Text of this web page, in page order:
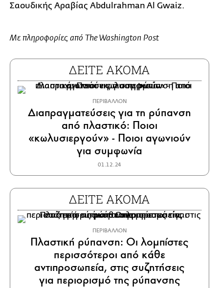
Σαουδικής Αραβίας Abdulrahman Al Gwaiz.
Με πληροφορίες από The Washington Post
ΔΕΙΤΕ ΑΚΟΜΑ
ΠΕΡΙΒΑΛΛΟΝ
Διαπραγματεύσεις για τη ρύπανση
από πλαστικό: Ποιοι
«κωλυσιεργούν» - Ποιοι αγωνιούν
για συμφωνία
01.12.24
ΔΕΙΤΕ ΑΚΟΜΑ
ΠΕΡΙΒΑΛΛΟΝ
Πλαστική ρύπανση: Οι λομπίστες
περισσότεροι από κάθε
αντιπροσωπεία, στις συζητήσεις
για περιορισμό της ρύπανσης